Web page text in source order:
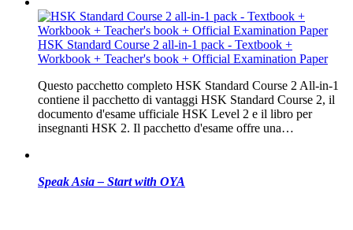
HSK Standard Course 2 all-in-1 pack - Textbook +
Workbook + Teacher's book + Official Examination Paper
Questo pacchetto completo HSK Standard Course 2 All-in-1
contiene il pacchetto di vantaggi HSK Standard Course 2, il
documento d'esame ufficiale HSK Level 2 e il libro per
insegnanti HSK 2. Il pacchetto d'esame offre una…
Speak Asia – Start with OYA